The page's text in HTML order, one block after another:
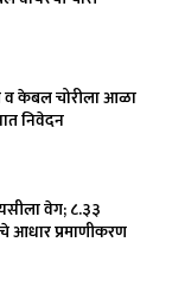
व केबल चोरीला आळा
निवेदन
वेग; ८.३३
आधार प्रमाणीकरण